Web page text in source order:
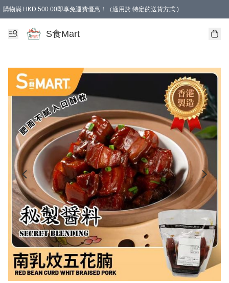
購物滿 HKD 500.00即享免運費優惠！（適用於 特定的送貨方式 )
S食Mart